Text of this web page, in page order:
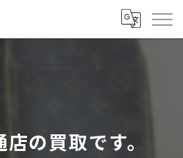
の買取です。